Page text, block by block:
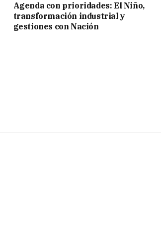
Agenda con prioridades: El Niño,
transformación industrial y
gestiones con Nación